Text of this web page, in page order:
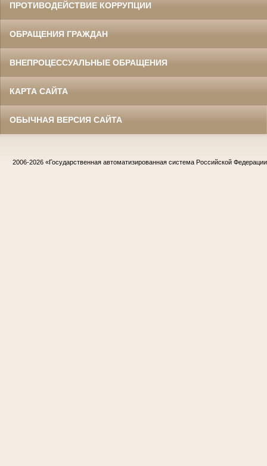
ПРОТИВОДЕЙСТВИЕ КОРРУПЦИИ
ОБРАЩЕНИЯ ГРАЖДАН
ВНЕПРОЦЕССУАЛЬНЫЕ ОБРАЩЕНИЯ
КАРТА САЙТА
ОБЫЧНАЯ ВЕРСИЯ САЙТА
2006-2026 «Государственная автоматизированная система Российской